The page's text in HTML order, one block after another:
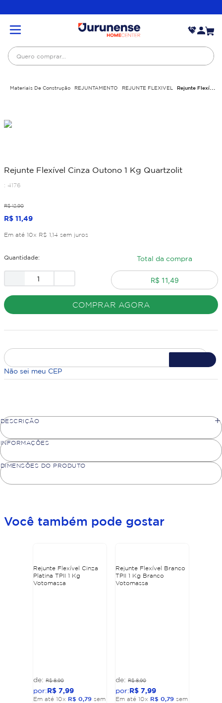
Quero comprar...
Materiais De Construção REJUNTAMENTO REJUNTE FLEXIVEL Rejunte Flexível
Rejunte Flexível Cinza Outono 1 Kg Quartzolit
: 4176
R$ 12,90
R$ 11,49
Em até 10x R$ 1 14 sem juros
Quantidade: Total da compra
R$ 11,49
COMPRAR AGORA
Não sei meu CEP
DESCRIÇÃO
INFORMAÇÕES
DIMENSÕES DO PRODUTO
Você também pode gostar
Rejunte Flexível Cinza
Platina TPII 1 Kg
Votomassa
R$ 8,90
R$ 7,99
Em até 10x R$ 0,79 sem
Rejunte Flexível Branco
TPII 1 Kg Branco
Votomassa
R$ 8,90
R$ 7,99
Em até 10x R$ 0,79 sem